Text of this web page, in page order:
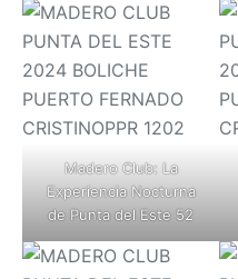
Madero Club: La
Experiencia Nocturna
de Punta del Este 52